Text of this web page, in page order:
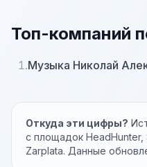
Топ-компаний
1.Музыка Николай
Откуда эти цифры?
с площадок HeadHunter,
Zarplata. Данные